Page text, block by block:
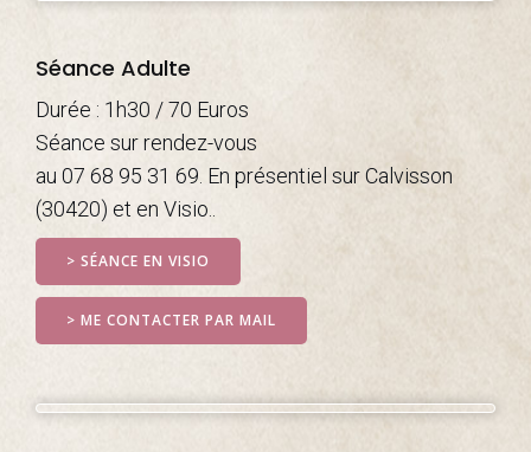
Séance Adulte
Durée : 1h30 / 70 Euros
Séance sur rendez-vous
au 07 68 95 31 69. En présentiel sur Calvisson
(30420) et en Visio..
> SÉANCE EN VISIO
> ME CONTACTER PAR MAIL